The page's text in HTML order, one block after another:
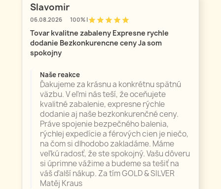
Slavomir
06.08.2026 100% |starstarstarstarstar
Tovar kvalitne zabaleny Expresne rychle
dodanie Bezkonkurencne ceny Ja som
spokojny
Naše reakce
Ďakujeme za krásnu a konkrétnu spätnú
väzbu. V eľmi nás teší, že oceňujete
kvalitné zabalenie, expresne rýchle
dodanie aj naše bezkonkurenčné ceny.
Práve spojenie bezpečného balenia,
rýchlej expedície a férových cien je niečo,
na čom si dlhodobo zakladáme. Máme
veľkú radosť, že ste spokojný. Vašu dôveru
si úprimne vážime a budeme sa tešiť na
váš ďalší nákup. Za tím GOLD & SILVER
Matěj Kraus